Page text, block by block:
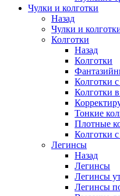
Чулки и колготки
Назад
Чулки и
Колготки
Назад
Колготки
Колготки
Колготки
Тонкие
Плотные
Колготки
Легинсы
Назад
Легинсы
Легинсы
Легинсы